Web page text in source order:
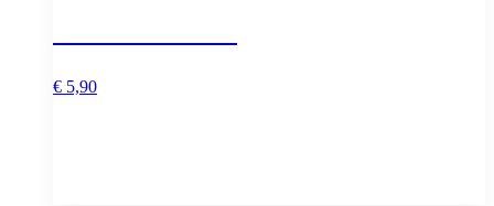
€ 5,90